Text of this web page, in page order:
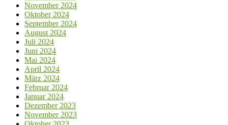
November 2024
Oktober 2024
September 2024
August 2024
Juli 2024
Juni 2024
Mai 2024
April 2024
März 2024
Februar 2024
Januar 2024
Dezember 2023
November 2023